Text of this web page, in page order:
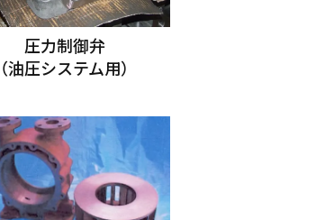
圧力制御弁
（油圧システム用）